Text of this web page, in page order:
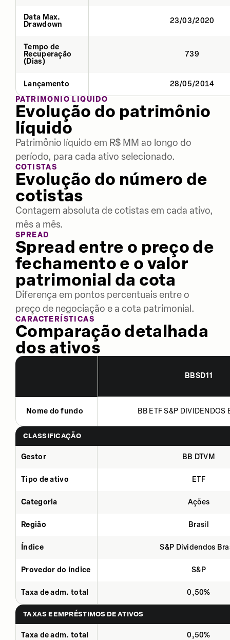
Data Max.
Drawdown
23/03/2020
Tempo de
Recuperação
(Dias)
739
Lançamento
28/05/2014
PATRIMÔNIO LÍQUIDO
Evolução do patrimônio
líquido
Patrimônio líquido em R$ MM ao longo do
período, para cada ativo selecionado.
COTISTAS
Evolução do número de
cotistas
Contagem absoluta de cotistas em cada ativo,
mês a mês.
SPREAD
Spread entre o preço de
fechamento e o valor
patrimonial da cota
Diferença em pontos percentuais entre o
preço de negociação e a cota patrimonial.
CARACTERÍSTICAS
Comparação detalhada
dos ativos
BBSD11
Nome do fundo BB ETF S&P DIVIDENDOS
CLASSIFICAÇÃO
Gestor BB DTVM
Tipo de ativo ETF
Categoria Ações
Região Brasil
Índice S&P Dividendos
Provedor do índice S&P
Taxa de adm. total 0,50%
TAXAS E EMPRÉSTIMOS DE ATIVOS
Taxa de adm. total 0,50%